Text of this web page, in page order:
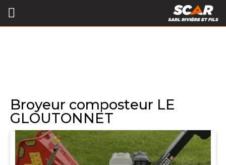
Broyeur composteur LE
GLOUTONNET